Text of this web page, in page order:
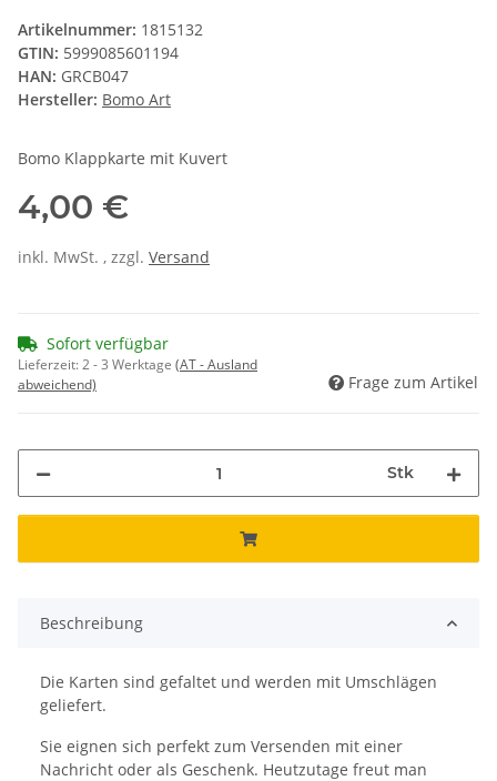
Artikelnummer: 1815132
GTIN: 5999085601194
HAN: GRCB047
Hersteller: Bomo Art
Bomo Klappkarte mit Kuvert
4,00 €
inkl. MwSt. , zzgl. Versand
Sofort verfügbar
Lieferzeit:2 - 3 Werktage (AT - Ausland
abweichend)
Frage zum Artikel
Stk
Beschreibung
Die Karten sind gefaltet und werden mit Umschlägen
geliefert.
Sie eignen sich perfekt zum Versenden mit einer
Nachricht oder als Geschenk. Heutzutage freut man